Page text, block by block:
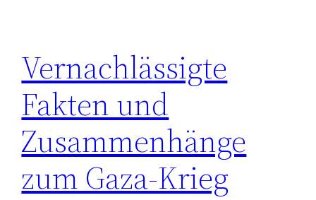
Vernachlässigte
Fakten und
Zusammenhänge
zum Gaza-Krieg